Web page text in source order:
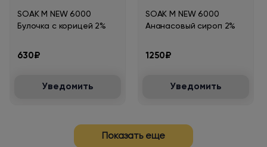
SOAK M NEW 6000
Булочка с корицей 2%
630₽
Уведомить
SOAK M NEW 6000
Ананасовый сироп 2%
1250₽
Уведомить
Показать еще